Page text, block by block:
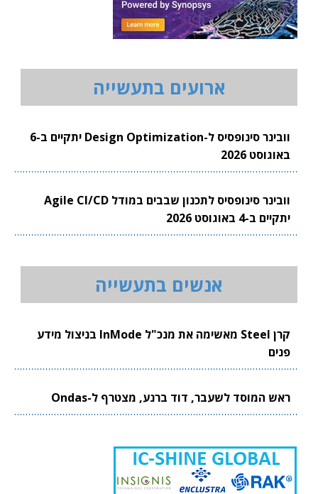
ארועים בתעשייה
וובינר סינופסיס ל-Design Optimization יתקיים ב-6
באוגוסט 2026
וובינר סינופסיס לתכנון שבבים במודל Agile CI/CD
יתקיים ב-4 באוגוסט 2026
אנשים בתעשייה
קרן Steel מאשימה את מנכ"ל InMode בניצול מידע
פנים
ראש המוסד לשעבר, דוד ברנע, מצטרף ל-Ondas